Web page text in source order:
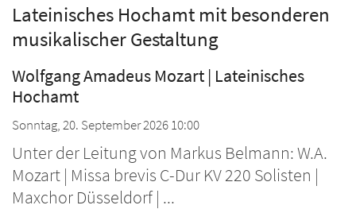
Lateinisches Hochamt mit besonderen
musikalischer Gestaltung
Wolfgang Amadeus Mozart | Lateinisches
Hochamt
Sonntag, 20. September 2026 10:00
Unter der Leitung von Markus Belmann: W.A.
Mozart | Missa brevis C-Dur KV 220 Solisten |
Maxchor Düsseldorf | ...